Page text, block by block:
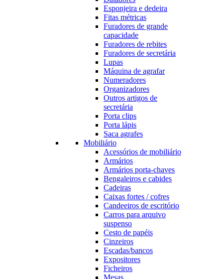
Esponjeira e dedeira
Fitas métricas
Furadores de grande
capacidade
Furadores de rebites
Furadores de secretária
Lupas
Máquina de agrafar
Numeradores
Organizadores
Outros artigos de
secretária
Porta clips
Porta lápis
Saca agrafes
Mobiliário
Acessórios de mobiliário
Armários
Armários porta-chaves
Bengaleiros e cabides
Cadeiras
Caixas fortes / cofres
Candeeiros de escritório
Carros para arquivo
suspenso
Cesto de papéis
Cinzeiros
Escadas/bancos
Expositores
Ficheiros
Mesas